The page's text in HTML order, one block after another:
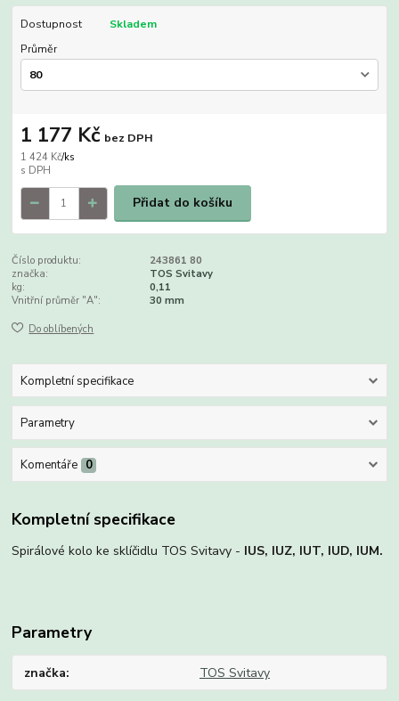
Dostupnost
Skladem
Průměr
1 424 Kč/ks
1 177 Kč bez DPH
Přidat do košíku
Číslo produktu:
243861 80
značka:
TOS Svitavy
kg:
0,11
Vnitřní průměr "A":
30 mm
Do oblíbených
Kompletní specifikace
Parametry
Komentáře 0
Kompletní specifikace
Spirálové kolo ke sklíčidlu TOS Svitavy - IUS, IUZ, IUT, IUD, IUM.
Parametry
značka TOS Svitavy